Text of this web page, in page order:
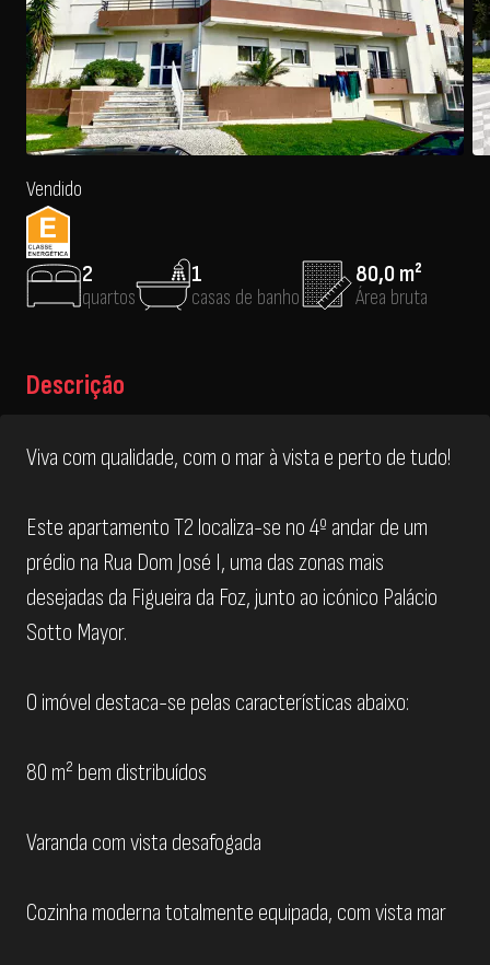
Vendido
2
quartos
1
casas de banho
80,0 m²
Área bruta
Descrição
Viva com qualidade, com o mar à vista e perto de tudo!
Este apartamento T2 localiza-se no 4º andar de um
prédio na Rua Dom José I, uma das zonas mais
desejadas da Figueira da Foz, junto ao icónico Palácio
Sotto Mayor.
O imóvel destaca-se pelas características abaixo:
80 m² bem distribuídos
Varanda com vista desafogada
Cozinha moderna totalmente equipada, com vista mar